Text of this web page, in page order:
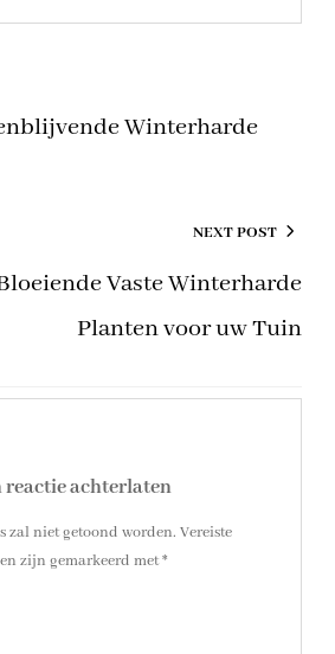
Winterharde
NEXT POST
Vaste Winterharde
Planten voor uw Tuin
reactie achterlaten
zal niet getoond worden. Vereiste
zijn gemarkeerd met*